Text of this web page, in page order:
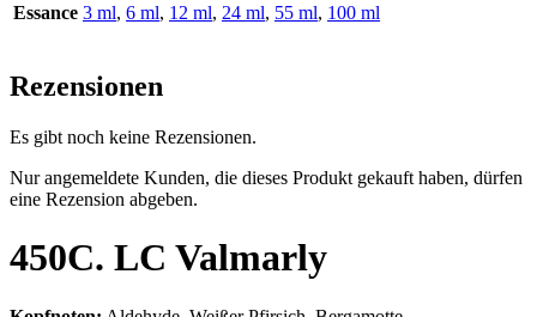
Essance 3 ml, 6 ml, 12 ml, 24 ml, 55 ml, 100 ml
Rezensionen
Es gibt noch keine Rezensionen.
Nur angemeldete Kunden, die dieses Produkt gekauft haben, dürfen
eine Rezension abgeben.
450C. LC Valmarly